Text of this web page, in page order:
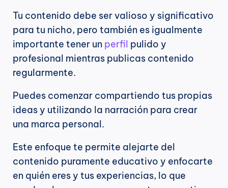
Tu contenido debe ser valioso y significativo
para tu nicho, pero también es igualmente
importante tener un perfil pulido y
profesional mientras publicas contenido
regularmente.
Puedes comenzar compartiendo tus propias
ideas y utilizando la narración para crear
una marca personal.
Este enfoque te permite alejarte del
contenido puramente educativo y enfocarte
en quién eres y tus experiencias, lo que